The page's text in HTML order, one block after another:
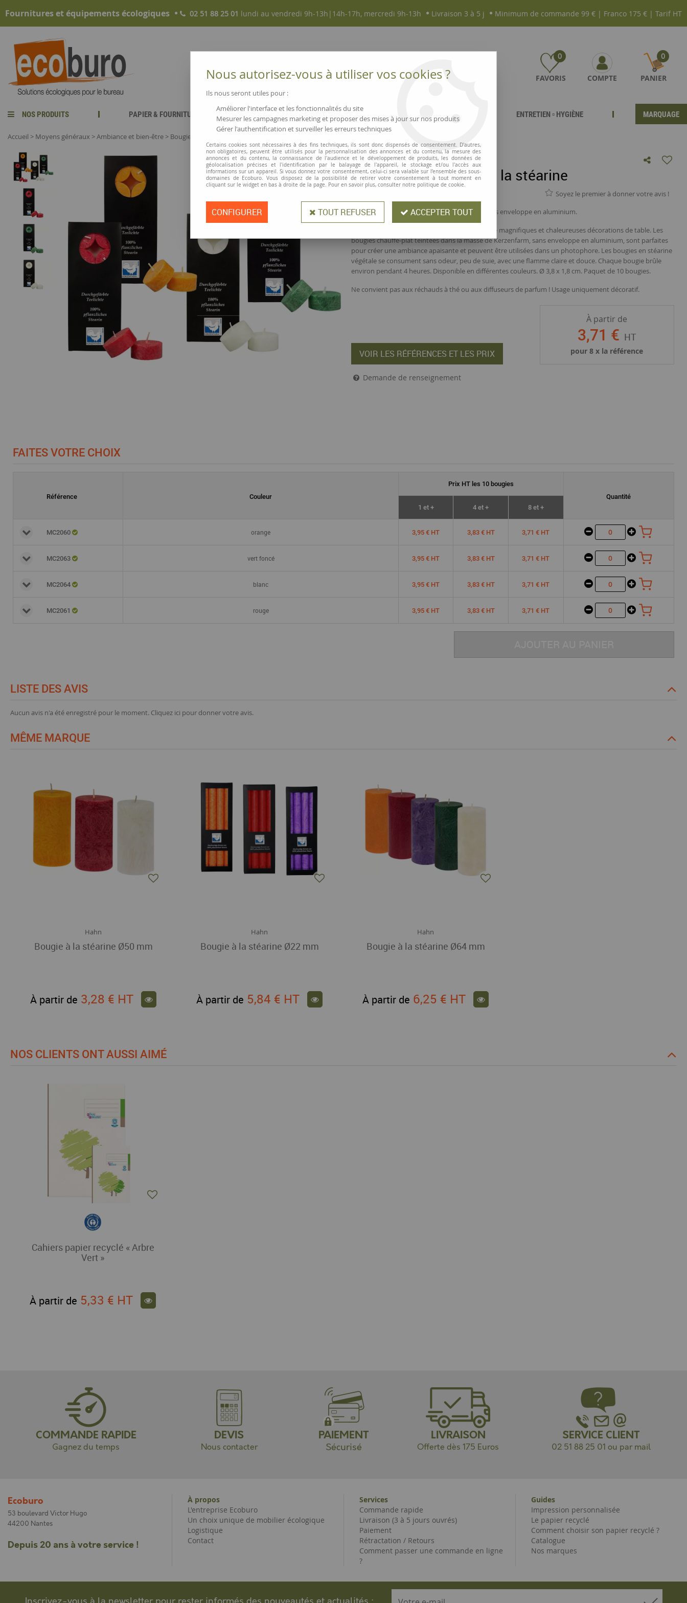
Fournitures et équipements écologiques 02 51 88 25 01 lundi au vendredi 9h-13h|14h-17h, mercredi 9h-13h Livraison 3 à 5 j Minimum de commande 99 € | Franco 175 € | Tarif HT
0
FAVORIS COMPTE
0
PANIER
NOS PRODUITS PAPIER & FOURNITURES NOUVEAUTÉS MAGASINS ▫ COMMERCES ENTRETIEN ▫ HYGIÈNE MARQUAGE
Accueil > Moyens généraux >Ambiance et bien-être > Bougies chauffe-plat à la stéarine
Hahn
Bougies chauffe-plat à la stéarine
Soyez le premier à donner votre avis !
Bougies chauffe-plat teintées dans la masse sans enveloppe en aluminium.
Ces bougies chauffe-plat permettent de créer de magnifiques et chaleureuses décorations de table. Les
bougies chauffe-plat teintées dans la masse de Kerzenfarm, sans enveloppe en aluminium, sont parfaites
pour créer une ambiance apaisante et peuvent être utilisées dans un photophore. Les bougies en stéarine
végétale se consument sans odeur, peu de suie, avec une flamme claire et douce. Chaque bougie brûle
environ pendant 4 heures. Disponible en différentes couleurs. Ø 3,8 x 1,8 cm. Paquet de 10 bougies.
Ne convient pas aux réchauds à thé ou aux diffuseurs de parfum ! Usage uniquement décoratif.
VOIR LES RÉFÉRENCES ET LES PRIX
À partir de
3,71 € HT
pour8 x la référence
Demande de renseignement
FAITES VOTRE CHOIX
Référence Couleur
Prix HTles 10 bougies
1 et + 4 et + 8 et +
Quantité
MC2060 orange 3,95 € HT 3,83 € HT 3,71 € HT
MC2063 vert foncé 3,95 € HT 3,83 € HT 3,71 € HT
MC2064 blanc 3,95 € HT 3,83 € HT 3,71 € HT
MC2061 rouge 3,95 € HT 3,83 € HT 3,71 € HT
LISTE DES AVIS
Aucun avis n'a été enregistré pour le moment. Cliquez ici pour donner votre avis.
MÊME MARQUE
Hahn
Bougie à la stéarine Ø50 mm
À partir de 3,28 € HT
Hahn
Bougie à la stéarine Ø22 mm
À partir de 5,84 € HT
Hahn
Bougie à la stéarine Ø64 mm
À partir de 6,25 € HT
NOS CLIENTS ONT AUSSI AIMÉ
Cahiers papier recyclé « Arbre
Vert »
À partir de 5,33 € HT
COMMANDE RAPIDE
Gagnez du temps
DEVIS
Nous contacter
PAIEMENT
Sécurisé
LIVRAISON
Offerte dès 175 Euros
SERVICE CLIENT
02 51 88 25 01 ou par mail
Ecoburo
53 boulevard Victor Hugo
44200 Nantes
Depuis 20 ans à votre service !
À propos
L'entreprise Ecoburo
Un choix unique de mobilier écologique
Logistique
Contact
Services
Commande rapide
Livraison (3 à 5 jours ouvrés)
Paiement
Rétractation / Retours
Comment passer une commande en ligne
?
Guides
Impression personnalisée
Le papier recyclé
Comment choisir son papier recyclé ?
Catalogue
Nos marques
Nous autorisez-vous à utiliser vos cookies ?
Ils nous seront utiles pour :
Améliorer l'interface et les fonctionnalités du site
Mesurer les campagnes marketing et proposer des mises à jour sur nos produits
Gérer l'authentification et surveiller les erreurs techniques
Certains cookies sont nécessaires à des fins techniques, ils sont donc dispensés de consentement. D'autres,
non obligatoires, peuvent être utilisés pour la personnalisation des annonces et du contenu, la mesure des
annonces et du contenu, la connaissance de l'audience et le développement de produits, les données de
géolocalisation précises et l'identification par le balayage de l'appareil, le stockage et/ou l'accès aux
informations sur un appareil. Si vous donnez votre consentement, celui-ci sera valable sur l’ensemble des sous-
domaines de Ecoburo. Vous disposez de la possibilité de retirer votre consentement à tout moment en
cliquant sur le widget en bas à droite de la page. Pour en savoir plus, consulter notre politique de cookie.
CONFIGURER TOUT REFUSER ACCEPTER TOUT